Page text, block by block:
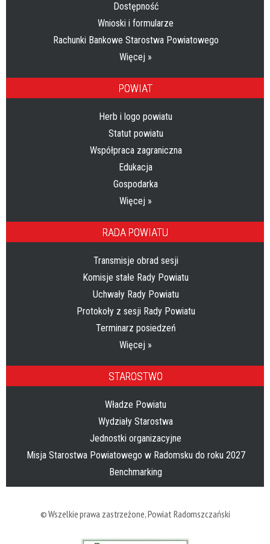
Dostępność
Wnioski i formularze
Rachunki Bankowe Starostwa Powiatowego
Więcej »
POWIAT
Herb i logo powiatu
Statut powiatu
Współpraca zagraniczna
Edukacja
Gospodarka
Więcej »
RADA POWIATU
Transmisje obrad sesji
Komisje stałe Rady Powiatu
Uchwały Rady Powiatu
Protokoły z sesji Rady Powiatu
Terminarz posiedzeń
Więcej »
STAROSTWO
Władze Powiatu
Wydziały Starostwa
Jednostki organizacyjne
Misja Starostwa Powiatowego w Radomsku do roku 2027
Benchmarking
© Wszelkie prawa zastrzeżone,Powiat Radomszczański